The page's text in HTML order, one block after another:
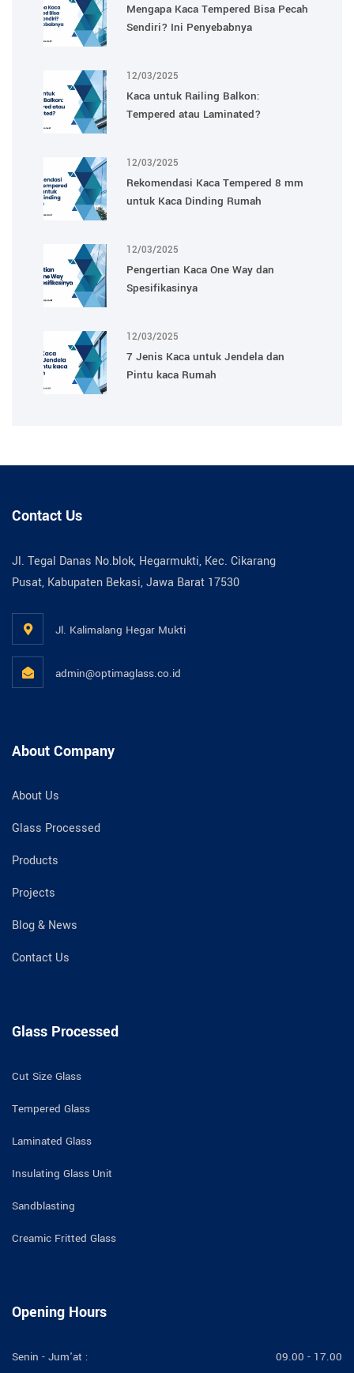
Mengapa Kaca Tempered Bisa Pecah
Sendiri? Ini Penyebabnya
12/03/2025
Kaca untuk Railing Balkon:
Tempered atau Laminated?
12/03/2025
Rekomendasi Kaca Tempered 8 mm
untuk Kaca Dinding Rumah
12/03/2025
Pengertian Kaca One Way dan
Spesifikasinya
12/03/2025
7 Jenis Kaca untuk Jendela dan
Pintu kaca Rumah
Contact Us
Jl. Tegal Danas No.blok, Hegarmukti, Kec. Cikarang
Pusat, Kabupaten Bekasi, Jawa Barat 17530
Jl. Kalimalang Hegar Mukti
admin@optimaglass.co.id
About Company
About Us
Glass Processed
Products
Projects
Blog & News
Contact Us
Glass Processed
Cut Size Glass
Tempered Glass
Laminated Glass
Insulating Glass Unit
Sandblasting
Creamic Fritted Glass
Opening Hours
Senin - Jum'at : 09.00 - 17.00